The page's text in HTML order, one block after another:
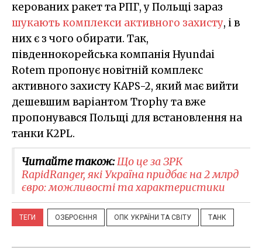
керованих ракет та РПГ, у Польщі зараз
шукають комплекси активного захисту, і в
них є з чого обирати. Так,
південнокорейська компанія Hyundai
Rotem пропонує новітній комплекс
активного захисту KAPS-2, який має вийти
дешевшим варіантом Trophy та вже
пропонувався Польщі для встановлення на
танки K2PL.
Читайте також:Що це за ЗРК
RapidRanger, які Україна придбає на 2 млрд
євро: можливості та характеристики
ТЕГИ ОЗБРОЄННЯ ОПК УКРАЇНИ ТА СВІТУ ТАНК